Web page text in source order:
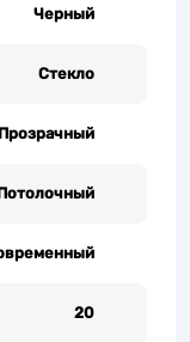
Черный
Стекло
Прозрачный
20